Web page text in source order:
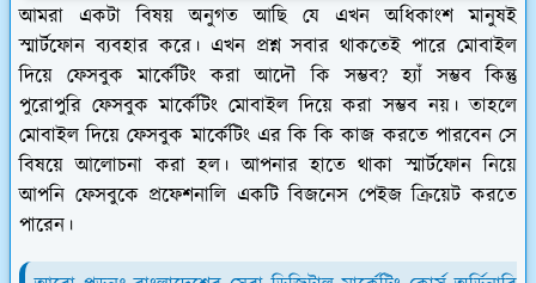
আমরা একটা বিষয় অনুগত আছি যে এখন অধিকাংশ মানুষই
স্মার্টফোন ব্যবহার করে। এখন প্রশ্ন সবার থাকতেই পারে মোবাইল
দিয়ে ফেসবুক মার্কেটিং করা আদৌ কি সম্ভব? হ্যাঁ সম্ভব কিন্তু
পুরোপুরি ফেসবুক মার্কেটিং মোবাইল দিয়ে করা সম্ভব নয়। তাহলে
মোবাইল দিয়ে ফেসবুক মার্কেটিং এর কি কি কাজ করতে পারবেন সে
বিষয়ে আলোচনা করা হল। আপনার হাতে থাকা স্মার্টফোন নিয়ে
আপনি ফেসবুকে প্রফেশনালি একটি বিজনেস পেইজ ক্রিয়েট করতে
পারেন।